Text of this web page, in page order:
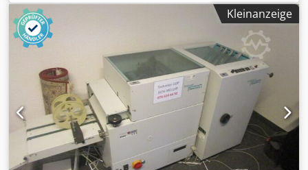
Speed: Up to 2,000 booklets per hour Dkodpfoziix Sex Ab
Djr Stapling Options: Flat or loop (ring) staples Stapling
Heads: Up to 4 heads can be used on 6 positions (2
standard) Power Supply: 220 V, 10 A Dimensions (H x W x
D): 86 cm x 103 cm x 71 cm Net Weight: 240 kg Format: 325
x 450 mm Ausstattung: regular and optional eyelet sewing
(standard staples, cheap to use)Stitching Heads:
adjustable heads possibility to turn off sewing or folding
(this allows, for example, sewing only) triggering from a
button or a photocell counter of copies made lateral and
frontal alignment indicator light indicating lack of staples
SRA3 format Supports non-standard formats.
Kleinanzeige